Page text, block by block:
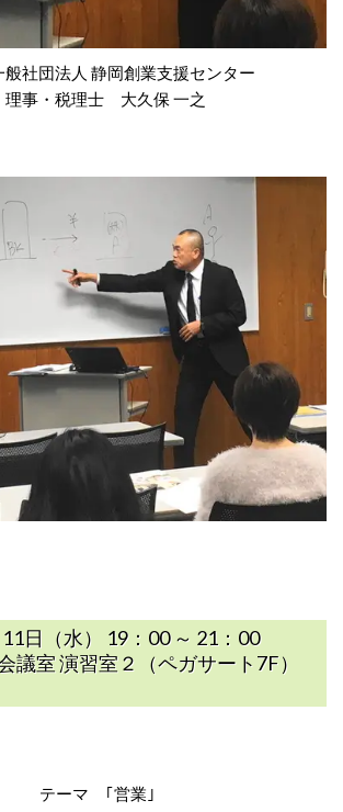
般社団法人 静岡創業支援センター
事・税理士 大久保 一之
日（水） 19：00 ～ 21：00
議室 演習室２（ペガサート7F）
テーマ ｢営業｣